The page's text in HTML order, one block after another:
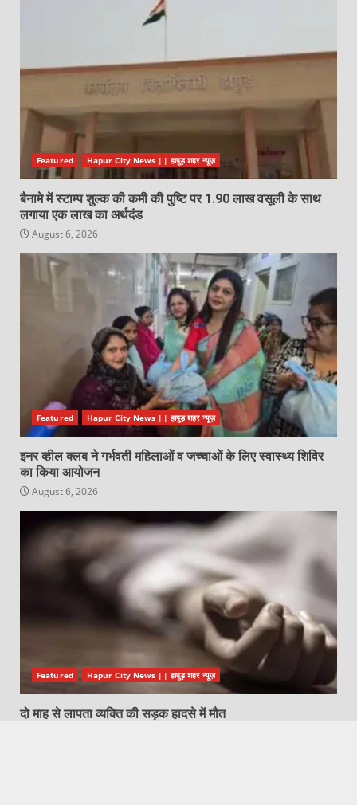
Featured Hapur City News || हापुड़ शहर न्यूज़
बैनामे में स्टाम्प शुल्क की कमी की पुष्टि पर 1.90 लाख वसूली के साथ
लगाया एक लाख का अर्थदंड
August 6, 2026
Featured Hapur City News || हापुड़ शहर न्यूज़
इनर व्हील क्लब ने गर्भवती महिलाओं व जच्चाओं के लिए स्वास्थ्य शिविर
का किया आयोजन
August 6, 2026
Featured Hapur City News || हापुड़ शहर न्यूज़
दो माह से लापता व्यक्ति की सड़क हादसे में मौत